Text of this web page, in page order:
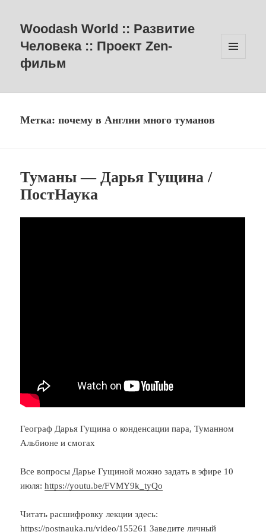
Woodash World :: Развитие
Человека :: Проект Zen-
фильм
Метка:почему в Англии много туманов
Туманы — Дарья Гущина /
ПостНаука
Географ Дарья Гущина о конденсации пара, Туманном
Альбионе и смогах
Все вопросы Дарье Гущиной можно задать в эфире 10
июля:https://youtu.be/FVMY9k_tyQo
Читать расшифровку лекции здесь:
https://postnauka.ru/video/155261 Заведите личный